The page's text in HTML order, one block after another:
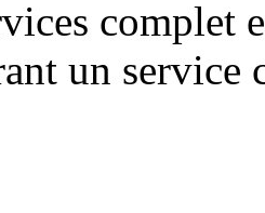
complet
un service